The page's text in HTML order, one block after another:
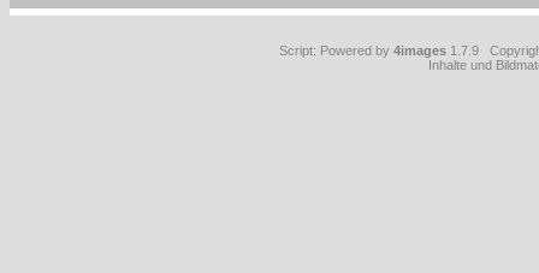
Script: Powered by 4images 1.7.9
Inhalte und